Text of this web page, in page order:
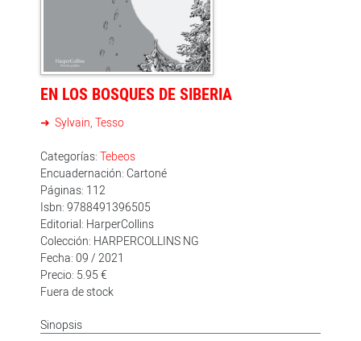
EN LOS BOSQUES DE SIBERIA
Sylvain, Tesso
Categorías: Tebeos
Encuadernación: Cartoné
Páginas: 112
Isbn: 9788491396505
Editorial: HarperCollins
Colección: HARPERCOLLINS NG
Fecha: 09 / 2021
Precio: 5.95 €
Fuera de stock
Sinopsis